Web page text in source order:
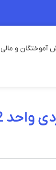
آموختگان و مالی
32 تهران